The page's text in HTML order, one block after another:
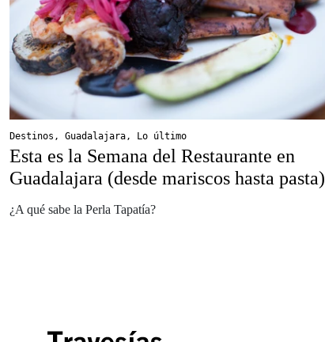
Destinos , Guadalajara , Lo último
Esta es la Semana del Restaurante en
Guadalajara (desde mariscos hasta pasta)
¿A qué sabe la Perla Tapatía?